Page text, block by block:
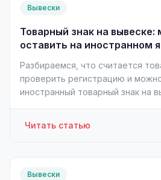
Вывески
Товарный знак на вывеске:
оставить на иностранном
Разбираемся, что считается
проверить регистрацию и
иностранный товарный знак на
Читать статью
Вывески